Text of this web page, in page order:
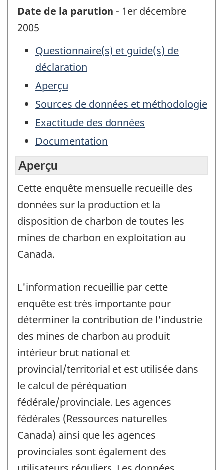
Date de la parution - 1er décembre
2005
Questionnaire(s) et guide(s) de
déclaration
Aperçu
Sources de données et méthodologie
Exactitude des données
Documentation
Aperçu
Cette enquête mensuelle recueille des
données sur la production et la
disposition de charbon de toutes les
mines de charbon en exploitation au
Canada.
L'information recueillie par cette
enquête est très importante pour
déterminer la contribution de l'industrie
des mines de charbon au produit
intérieur brut national et
provincial/territorial et est utilisée dans
le calcul de péréquation
fédérale/provinciale. Les agences
fédérales (Ressources naturelles
Canada) ainsi que les agences
provinciales sont également des